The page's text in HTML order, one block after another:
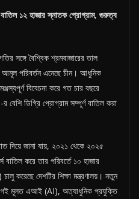
বাতিল ১২ হাজারস্নাতকপ্রোগ্রাম, গুরুত্ব
সঙ্গে বৈশ্বিক শ্রমবাজারের তাল
আমূল পরিবর্তন এনেছে চীন। আধুনিক
বিবেচনা করে গত চার বছরে
বেশি ডিগ্রি প্রোগ্রাম সম্পূর্ণ বাতিল করা
দিয়ে জানা যায়, ২০২১ থেকে ২০২৫
করে তার পরিবর্তে ১০ হাজার
করেছে দেশটির শিক্ষা মন্ত্রণালয়। নতুন
মূলত এআই (AI), অত্যাধুনিক প্রযুক্তি